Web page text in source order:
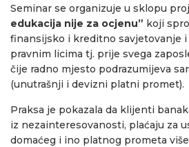
Seminar se organizuje u sklopu
edukacija nije za ocjenu” koji
finansijsko i kreditno savjetovanje
pravnim licima tj. prije svega
čije radno mjesto podrazumijeva
(unutrašnji i devizni platni promet).
Praksa je pokazala da klijenti
iz nezainteresovanosti, plaćaju za
domaćeg i ino platnog prometa